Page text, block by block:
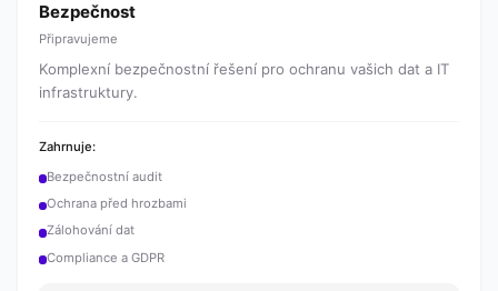
Bezpečnost
Připravujeme
Komplexní bezpečnostní řešení pro ochranu vašich dat a IT
infrastruktury.
Zahrnuje:
Bezpečnostní audit
Ochrana před hrozbami
Zálohování dat
Compliance a GDPR